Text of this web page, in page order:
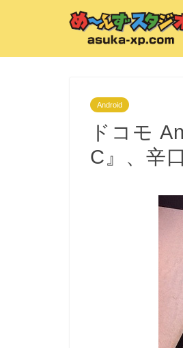
Android
ドコモ
C』、辛